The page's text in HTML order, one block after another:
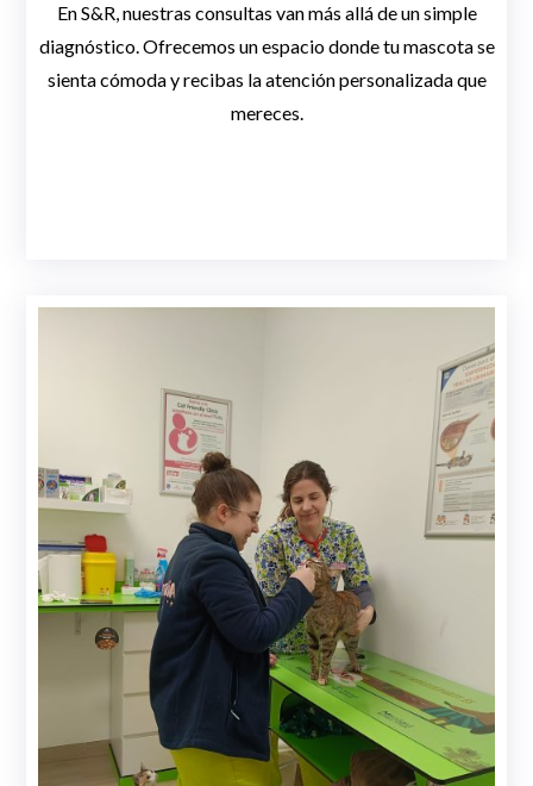
En S&R, nuestras consultas van más allá de un simple
diagnóstico. Ofrecemos un espacio donde tu mascota se
sienta cómoda y recibas la atención personalizada que
mereces.